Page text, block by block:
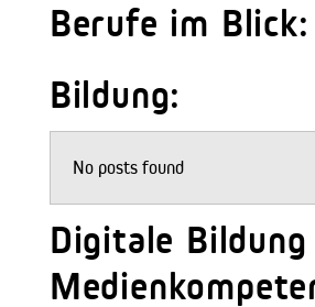
Berufe im Blick:
Bildung:
No posts found
Digitale